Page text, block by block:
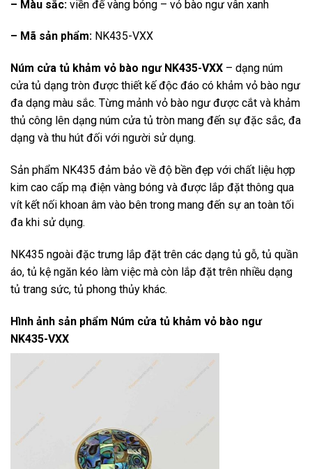
– Màu sắc: viền đế vàng bóng – vỏ bào ngư vân xanh
– Mã sản phẩm: NK435-VXX
Núm cửa tủ khảm vỏ bào ngư NK435-VXX – dạng núm
cửa tủ dạng tròn được thiết kế độc đáo có khảm vỏ bào ngư
đa dạng màu sắc. Từng mảnh vỏ bào ngư được cắt và khảm
thủ công lên dạng núm cửa tủ tròn mang đến sự đặc sắc, đa
dạng và thu hút đối với người sử dụng.
Sản phẩm NK435 đảm bảo về độ bền đẹp với chất liệu hợp
kim cao cấp mạ điện vàng bóng và được lắp đặt thông qua
vít kết nối khoan âm vào bên trong mang đến sự an toàn tối
đa khi sử dụng.
NK435 ngoài đặc trưng lắp đặt trên các dạng tủ gỗ, tủ quần
áo, tủ kệ ngăn kéo làm việc mà còn lắp đặt trên nhiều dạng
tủ trang sức, tủ phong thủy khác.
Hình ảnh sản phẩm Núm cửa tủ khảm vỏ bào ngư
NK435-VXX